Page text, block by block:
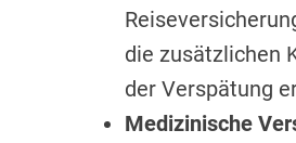
die zusätzlichen
der Verspätung
Medizinische